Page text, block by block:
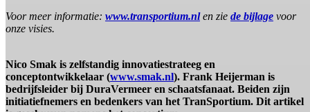
Voor meer informatie: www.transportium.nlen zie de bijlage voor
onze visies.
Nico Smak is zelfstandig innovatiestrateeg en
conceptontwikkelaar (www.smak.nl). Frank Heijerman is
bedrijfsleider bij DuraVermeer en schaatsfanaat. Beiden zijn
initiatiefnemers en bedenkers van het TranSportium. Dit artikel